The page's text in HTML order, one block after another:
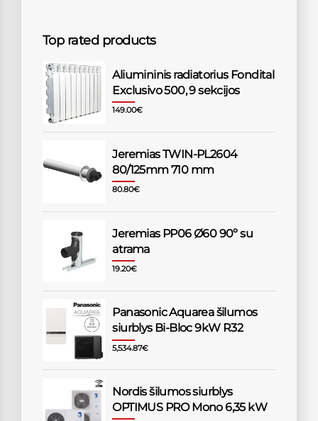
Top rated products
Aliumininis radiatorius Fondital
Exclusivo 500, 9 sekcijos
149.00€
Jeremias TWIN-PL2604
80/125mm 710 mm
80.80€
Jeremias PP06 Ø60 90º su
atrama
19.20€
Panasonic Aquarea šilumos
siurblys Bi-Bloc 9kW R32
5,534.87€
Nordis šilumos siurblys
OPTIMUS PRO Mono 6,35 kW